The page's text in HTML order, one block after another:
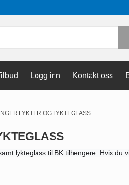
Logg inn Kontakt oss
LYKTER OG LYKTEGLASS
lykteglass til BK tilhengere. Hvis du